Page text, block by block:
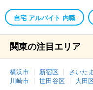
自宅 アルバイト 内職
関東の注目エリア
横浜市 新宿区 さいた
川崎市
世田谷区 大田